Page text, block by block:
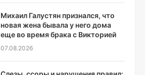
Михаил Галустян признался, что
новая жена бывала у него дома
еще во время брака с Викторией
07.08.2026